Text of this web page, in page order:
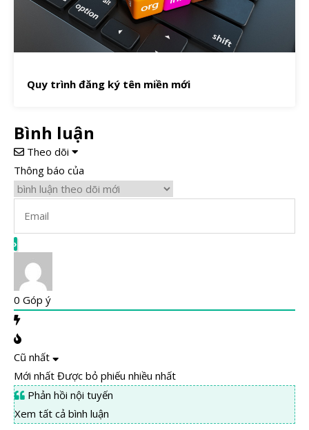
Quy trình đăng ký tên miền mới
Bình luận
Theo dõi
Thông báo của
0 Góp ý
Cũ nhất
Mới nhất Được bỏ phiếu nhiều nhất
Phản hồi nội tuyến
Xem tất cả bình luận